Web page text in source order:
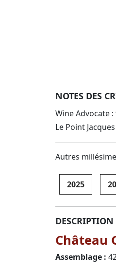
NOTES DES
Wine Advocate :
Le Point
Autres
2025
DESCRIPTION
Château
Assemblage :